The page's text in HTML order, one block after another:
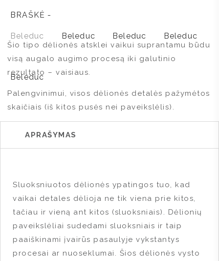
Šio tipo dėlionės atsklei vaikui suprantamu būdu
visą augalo augimo procesą iki galutinio
rezultato – vaisiaus.
Palengvinimui, visos dėlionės detalės pažymėtos
skaičiais (iš kitos pusės nei paveikslėlis).
APRAŠYMAS
Sluoksniuotos dėlionės ypatingos tuo, kad
vaikai detales dėlioja ne tik viena prie kitos,
tačiau ir vieną ant kitos (sluoksniais). Dėlionių
paveikslėliai sudedami sluoksniais ir taip
paaiškinami įvairūs pasaulyje vykstantys
procesai ar nuoseklumai. Šios dėlionės vysto